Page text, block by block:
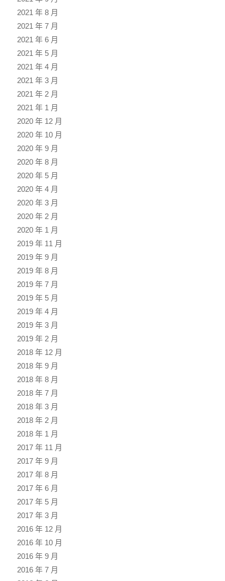
2021 年 8 月
2021 年 7 月
2021 年 6 月
2021 年 5 月
2021 年 4 月
2021 年 3 月
2021 年 2 月
2021 年 1 月
2020 年 12 月
2020 年 10 月
2020 年 9 月
2020 年 8 月
2020 年 5 月
2020 年 4 月
2020 年 3 月
2020 年 2 月
2020 年 1 月
2019 年 11 月
2019 年 9 月
2019 年 8 月
2019 年 7 月
2019 年 5 月
2019 年 4 月
2019 年 3 月
2019 年 2 月
2018 年 12 月
2018 年 9 月
2018 年 8 月
2018 年 7 月
2018 年 3 月
2018 年 2 月
2018 年 1 月
2017 年 11 月
2017 年 9 月
2017 年 8 月
2017 年 6 月
2017 年 5 月
2017 年 3 月
2016 年 12 月
2016 年 10 月
2016 年 9 月
2016 年 7 月